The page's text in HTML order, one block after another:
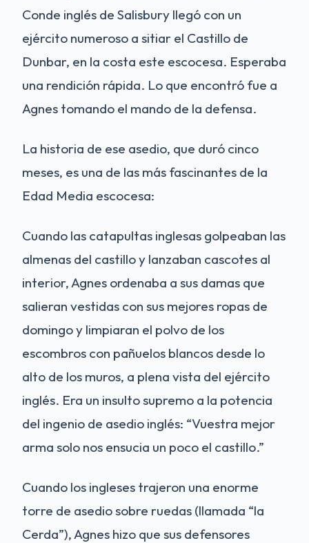
Conde inglés de Salisbury llegó con un
ejército numeroso a sitiar el Castillo de
Dunbar, en la costa este escocesa. Esperaba
una rendición rápida. Lo que encontró fue a
Agnes tomando el mando de la defensa.
La historia de ese asedio, que duró cinco
meses, es una de las más fascinantes de la
Edad Media escocesa:
Cuando las catapultas inglesas golpeaban las
almenas del castillo y lanzaban cascotes al
interior, Agnes ordenaba a sus damas que
salieran vestidas con sus mejores ropas de
domingo y limpiaran el polvo de los
escombros con pañuelos blancos desde lo
alto de los muros, a plena vista del ejército
inglés. Era un insulto supremo a la potencia
del ingenio de asedio inglés: “Vuestra mejor
arma solo nos ensucia un poco el castillo.”
Cuando los ingleses trajeron una enorme
torre de asedio sobre ruedas (llamada “la
Cerda”), Agnes hizo que sus defensores